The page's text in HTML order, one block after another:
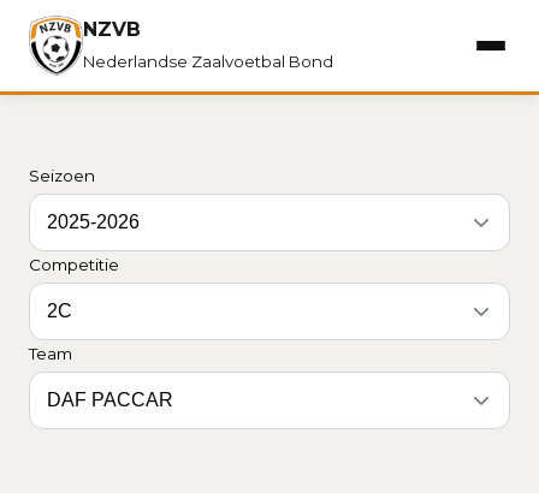
NZVB
Nederlandse Zaalvoetbal Bond
Seizoen
Competitie
Team